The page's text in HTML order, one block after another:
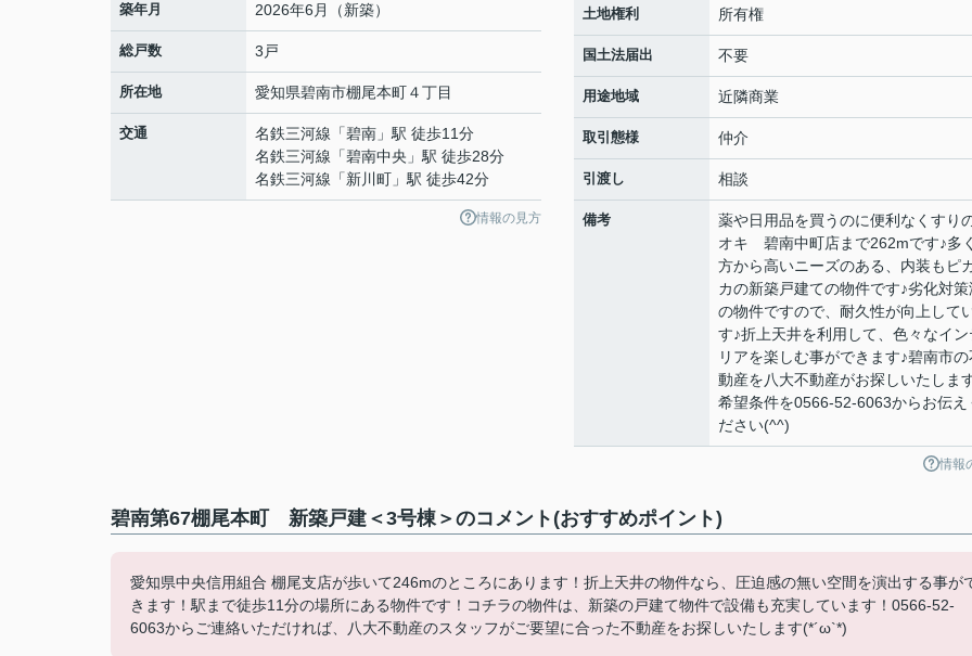
築年月 2026年6月（新築）
総戸数 3戸
所在地 愛知県碧南市棚尾本町４丁目
交通 名鉄三河線 「碧南 」駅 徒歩11分
名鉄三河線 「碧南中央 」駅 徒歩28分
名鉄三河線 「新川町 」駅 徒歩42分
情報の見方
土地権利 所有権
国土法届出 不要
用途地域 近隣商業
取引態様 仲介
引渡し 相談
備考
薬や日用品を買うのに便利なくすり
オキ 碧南中町店まで262mです♪多
方から高いニーズのある、内装もピ
カの新築戸建ての物件です♪劣化対策
の物件ですので、耐久性が向上して
す♪折上天井を利用して、色々なイン
リアを楽しむ事ができます♪碧南市の
動産を八大不動産がお探しいたしま
希望条件を0566-52-6063からお伝え
ださい(^^)
情報
碧南第67棚尾本町 新築戸建＜3号棟＞のコメント(おすすめポイント)
愛知県中央信用組合 棚尾支店が歩いて246mのところにあります！折上天井の物件なら、圧迫感の無い空間を演出する事が
きます！駅まで徒歩11分の場所にある物件です！コチラの物件は、新築の戸建て物件で設備も充実しています！0566-52-
6063からご連絡いただければ、八大不動産のスタッフがご要望に合った不動産をお探しいたします(*´ω`*)